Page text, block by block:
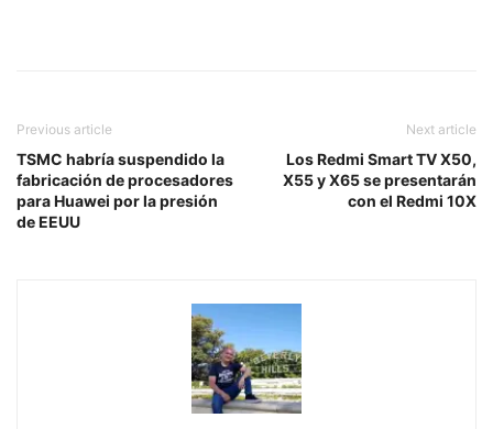
Previous article
TSMC habría suspendido la
fabricación de procesadores
para Huawei por la presión
de EEUU
Next article
Los Redmi Smart TV X50,
X55 y X65 se presentarán
con el Redmi 10X